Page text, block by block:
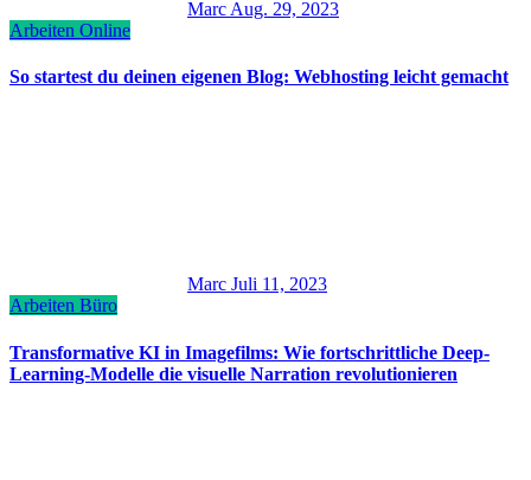
Marc Aug. 29, 2023
Arbeiten Online
So startest du deinen eigenen Blog: Webhosting leicht gemacht
Marc Juli 11, 2023
Arbeiten Büro
Transformative KI in Imagefilms: Wie fortschrittliche Deep-
Learning-Modelle die visuelle Narration revolutionieren